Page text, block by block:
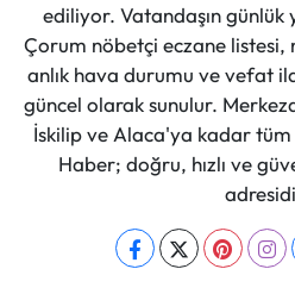
ediliyor. Vatandaşın günlük
Çorum nöbetçi eczane
anlık hava durumu ve vefat
güncel olarak sunulur.
İskilip ve Alaca'ya kadar
Haber; doğru, hızlı ve